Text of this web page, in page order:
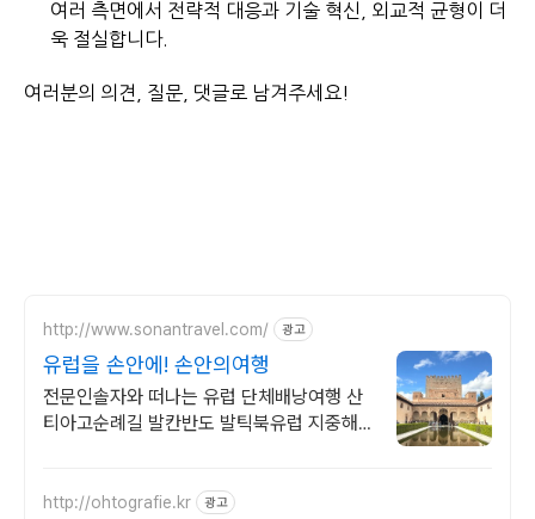
여러 측면에서 전략적 대응과 기술 혁신, 외교적 균형이 더
욱 절실합니다.
여러분의 의견, 질문, 댓글로 남겨주세요!
http://www.sonantravel.com/ 광고
유럽을 손안에! 손안의여행
전문인솔자와 떠나는 유럽 단체배낭여행 산
티아고순례길 발칸반도 발틱북유럽 지중해
http://ohtografie.kr 광고